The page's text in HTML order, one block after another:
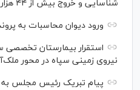
شناسایی و خروج بیش از ۴۴ هزار تبعه
ورود دیوان محاسبات به
استقرار بیمارستان تخصصی
نیروی زمینی سپاه در محور
پیام تبریک رئیس مجلس به